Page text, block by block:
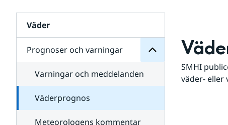
Väder
Prognoser och varningar
för
Varningar och meddelanden
Väderprognos
Meteorologens kommentar
SMHI
väder- eller